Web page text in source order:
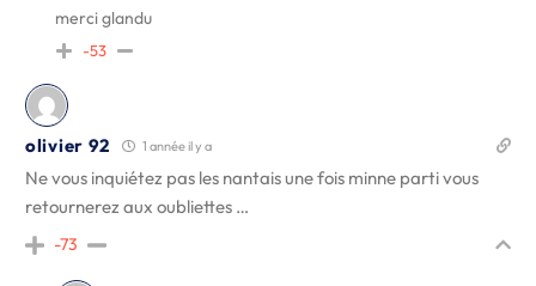
merci glandu
-53
olivier 92 1 année il y a
Ne vous inquiétez pas les nantais une fois minne parti vous
retournerez aux oubliettes …
-73